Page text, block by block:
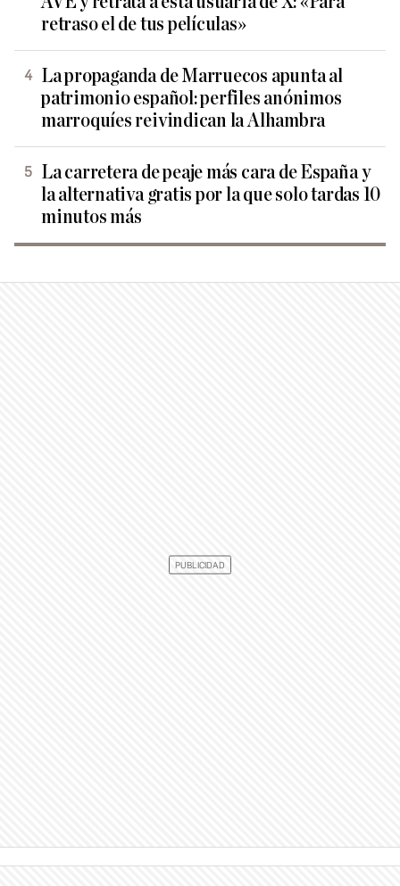
retraso el de tus películas»
La propaganda de Marruecos apunta al
patrimonio español: perfiles anónimos
marroquíes reivindican la Alhambra
La carretera de peaje más cara de España y
la alternativa gratis por la que solo tardas 10
minutos más